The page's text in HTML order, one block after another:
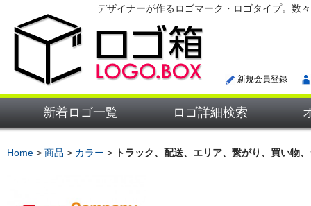
デザイナーが作るロゴマーク・ロゴタイプ。数
新規会員登録
新着ロゴ一覧 ロゴ詳細検索
Home > 商品 > カラー > トラック、配送、エリア、繋がり、買い物